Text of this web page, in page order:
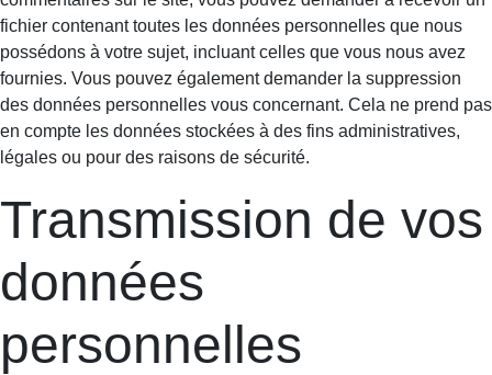
fichier contenant toutes les données personnelles que nous
possédons à votre sujet, incluant celles que vous nous avez
fournies. Vous pouvez également demander la suppression
des données personnelles vous concernant. Cela ne prend pas
en compte les données stockées à des fins administratives,
légales ou pour des raisons de sécurité.
Transmission de vos
données
personnelles